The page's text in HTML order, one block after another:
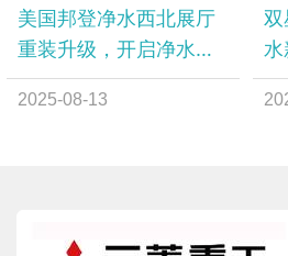
美国邦登净水西北展厅
重装升级，开启净水体
验新旅程
2025-08-13
双
水新
张
告